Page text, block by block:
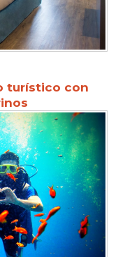
turístico con